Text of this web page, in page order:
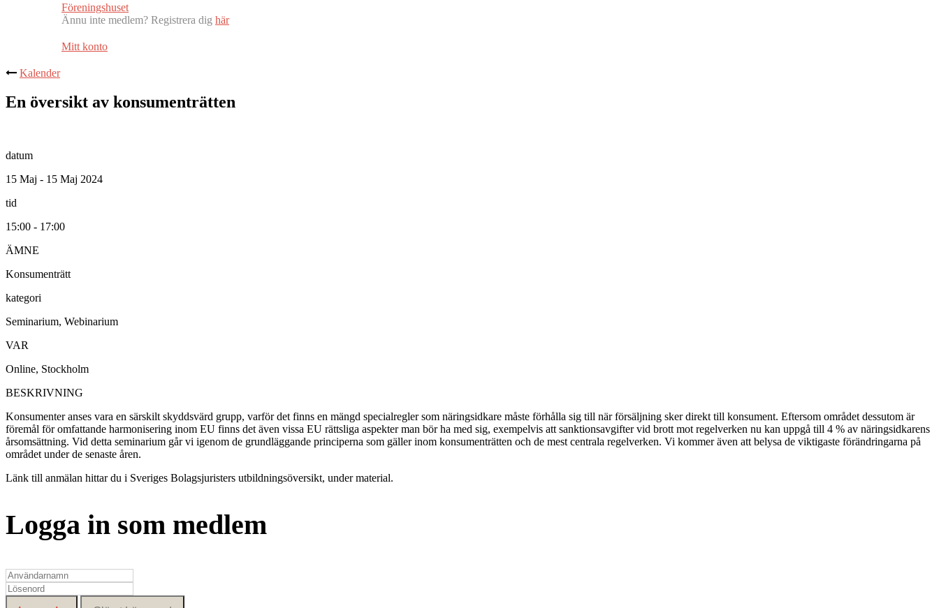
Föreningshuset
Ännu inte medlem? Registrera dig här
Mitt konto
Kalender
En översikt av konsumenträtten
datum
15 Maj - 15 Maj 2024
tid
15:00 - 17:00
ÄMNE
Konsumenträtt
kategori
Seminarium, Webinarium
VAR
Online, Stockholm
BESKRIVNING
Konsumenter anses vara en särskilt skyddsvärd grupp, varför det finns en mängd specialregler som näringsidkare måste förhålla sig till när försäljning sker direkt till konsument. Eftersom området dessutom är
föremål för omfattande harmonisering inom EU finns det även vissa EU rättsliga aspekter man bör ha med sig, exempelvis att sanktionsavgifter vid brott mot regelverken nu kan uppgå till 4 % av näringsidkarens
årsomsättning. Vid detta seminarium går vi igenom de grundläggande principerna som gäller inom konsumenträtten och de mest centrala regelverken. Vi kommer även att belysa de viktigaste förändringarna på
området under de senaste åren.
Länk till anmälan hittar du i Sveriges Bolagsjuristers utbildningsöversikt, under material.
Logga in som medlem